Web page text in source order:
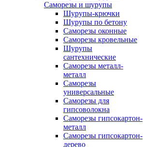
Саморезы и шурупы
Шурупы-крючки
Шурупы по бетону
Саморезы оконные
Саморезы кровельные
Шурупы
сантехнические
Саморезы металл-
металл
Саморезы
универсальные
Саморезы для
гипсоволокна
Саморезы гипсокартон-
металл
Саморезы гипсокартон-
дерево